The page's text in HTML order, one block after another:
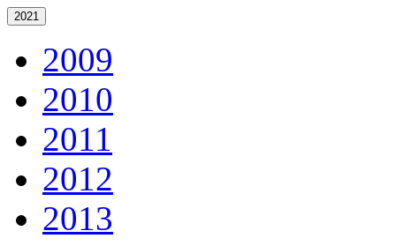
2021
2009
2010
2011
2012
2013